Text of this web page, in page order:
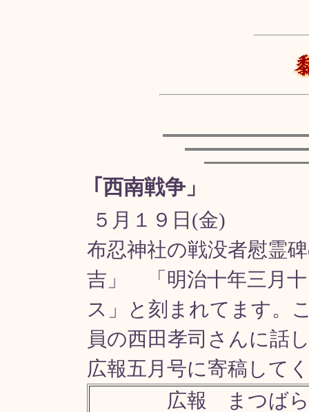
｢西南戦争」
５月１９日(金)
布忍神社の戦没者慰霊
吉」 「明治十年三月十
ス」と刻まれてます。
員の西田孝司さんに話
広報五月号に寄稿して
広報 まつばら